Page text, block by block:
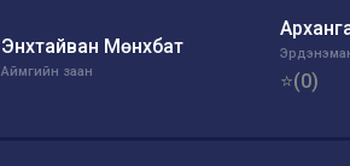
Энхтайван Мөнхбат
Аймгийн заан ⭐(0)